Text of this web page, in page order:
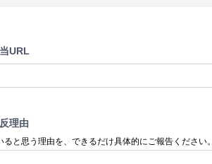
URL
理由
ると思う理由を、できるだけ具体的にご報告ください。